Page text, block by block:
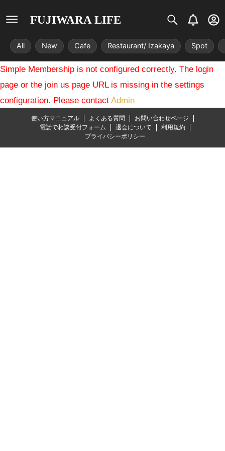
FUJIWARA LIFE
S
i
s
t
r
i
x
B
e
l
l
U
s
r
-
c
c
All New Cafe Restaurant/ Izakaya Spot
Simple Membership is not configured correctly. The login
page or the join us page URL is missing in the settings
configuration. Please contact Admin
使い方マニュアル よくある質問
お問い合わせページ
電話で相談受付フォーム
退会について
利用規約
プライバシーポリシー